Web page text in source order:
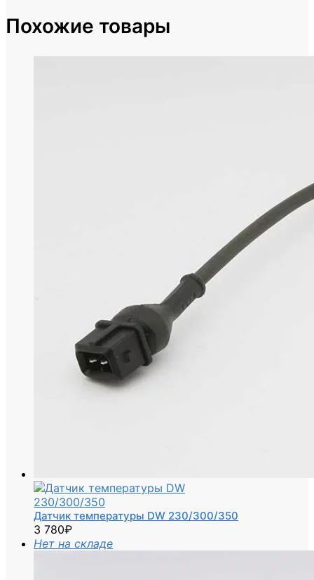
Похожие товары
Датчик температуры DW 230/300/350
3 780₽
Нет на складе